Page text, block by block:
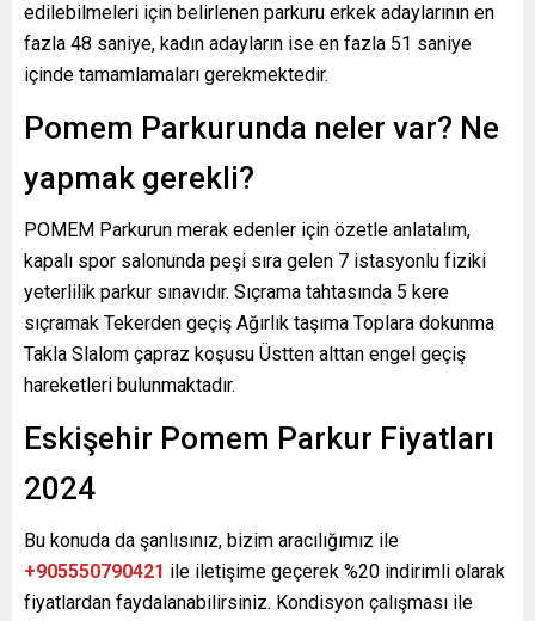
edilebilmeleri için belirlenen parkuru erkek adaylarının en
fazla 48 saniye, kadın adayların ise en fazla 51 saniye
içinde tamamlamaları gerekmektedir.
Pomem Parkurunda neler var? Ne
yapmak gerekli?
POMEM Parkurun merak edenler için özetle anlatalım,
kapalı spor salonunda peşi sıra gelen 7 istasyonlu fiziki
yeterlilik parkur sınavıdır. Sıçrama tahtasında 5 kere
sıçramak Tekerden geçiş Ağırlık taşıma Toplara dokunma
Takla Slalom çapraz koşusu Üstten alttan engel geçiş
hareketleri bulunmaktadır.
Eskişehir Pomem Parkur Fiyatları
2024
Bu konuda da şanlısınız, bizim aracılığımız ile
+905550790421 ile iletişime geçerek %20 indirimli olarak
fiyatlardan faydalanabilirsiniz. Kondisyon çalışması ile